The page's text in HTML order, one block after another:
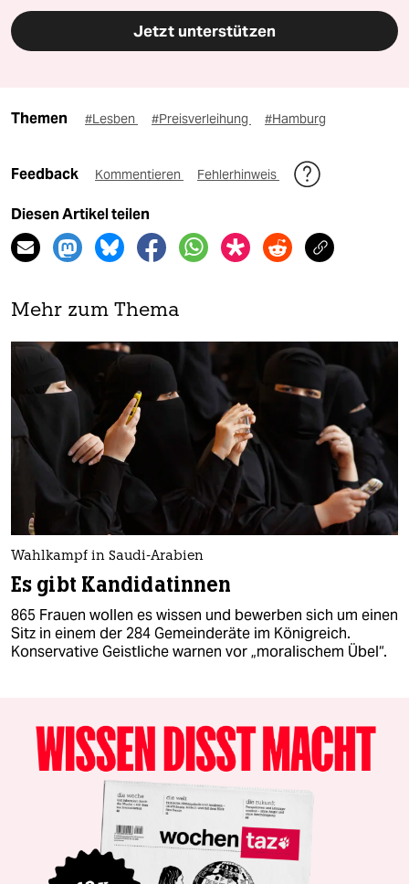
Jetzt unterstützen
Themen #Lesben #Preisverleihung #Hamburg
Feedback Kommentieren Fehlerhinweis
Diesen Artikel teilen
Mehr zum Thema
Wahlkampf in Saudi-Arabien
Es gibt Kandidatinnen
865 Frauen wollen es wissen und bewerben sich um einen
Sitz in einem der 284 Gemeinderäte im Königreich.
Konservative Geistliche warnen vor „moralischem Übel“.